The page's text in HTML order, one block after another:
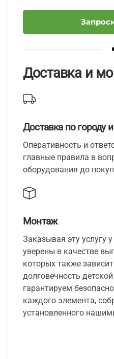
Доставка и
Доставка по городу
Оперативность и
главные правила в
оборудования до
Монтаж
Заказывая эту услугу
уверены в качестве
которых также
долговечность
гарантируем
каждого элемента,
установленного